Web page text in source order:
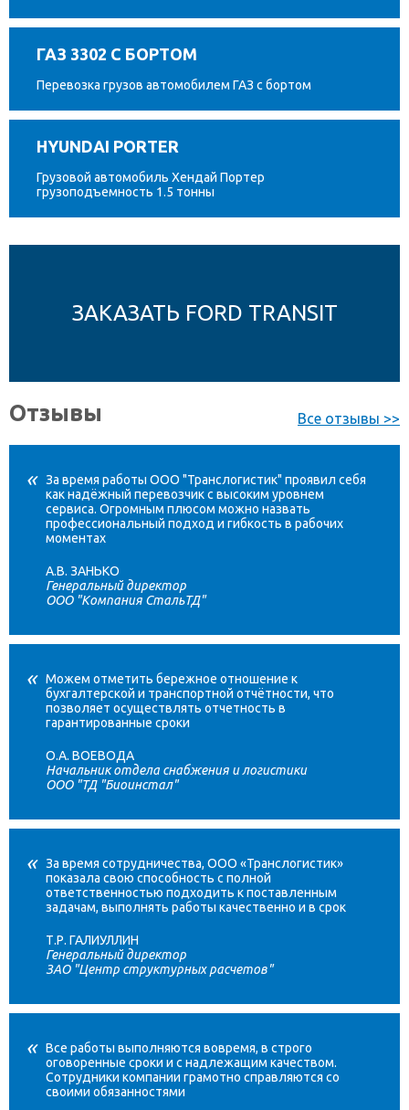
ГАЗ 3302 С БОРТОМ
Перевозка грузов автомобилем ГАЗ с бортом
HYUNDAI PORTER
Грузовой автомобиль Хендай Портер
грузоподъемность 1.5 тонны
ЗАКАЗАТЬ FORD TRANSIT
Отзывы Все отзывы >>
За время работы ООО "Транслогистик" проявил себя
как надёжный перевозчик с высоким уровнем
сервиса. Огромным плюсом можно назвать
профессиональный подход и гибкость в рабочих
моментах
А.В. ЗАНЬКО
Генеральный директор
ООО "Компания СтальТД"
Можем отметить бережное отношение к
бухгалтерской и транспортной отчётности, что
позволяет осуществлять отчетность в
гарантированные сроки
О.А. ВОЕВОДА
Начальник отдела снабжения и логистики
ООО "ТД "Биоинстал"
За время сотрудничества, ООО «Транслогистик»
показала свою способность с полной
ответственностью подходить к поставленным
задачам, выполнять работы качественно и в срок
Т.Р. ГАЛИУЛЛИН
Генеральный директор
ЗАО "Центр структурных расчетов"
Все работы выполняются вовремя, в строго
оговоренные сроки и с надлежащим качеством.
Сотрудники компании грамотно справляются со
своими обязанностями